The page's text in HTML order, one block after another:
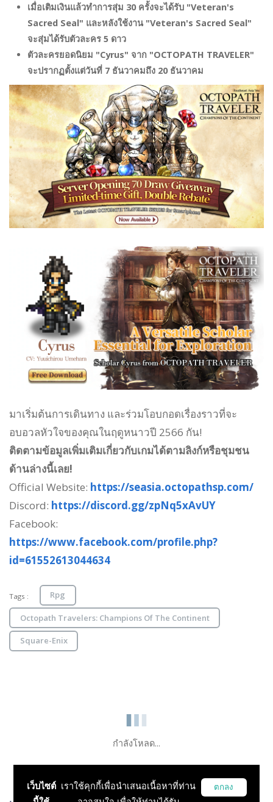
เมื่อเติมเงินแล้วทำการสุ่ม 30 ครั้งจะได้รับ "Veteran's
Sacred Seal" และหลังใช้งาน "Veteran's Sacred Seal"
จะสุ่มได้รับตัวละคร 5 ดาว
ตัวละครยอดนิยม "Cyrus" จาก "OCTOPATH TRAVELER"
จะปรากฏตั้งแต่วันที่ 7 ธันวาคมถึง 20 ธันวาคม
มาเริ่มต้นการเดินทาง และร่วมโอบกอดเรื่องราวที่จะ
อบอวลหัวใจของคุณในฤดูหนาวปี 2566 กัน!
ติดตามข้อมูลเพิ่มเติมเกี่ยวกับเกมได้ตามลิงก์หรือชุมชน
ด้านล่างนี้เลย!
Official Website: https://seasia.octopathsp.com/
Discord: https://discord.gg/zpNq5xAvUY
Facebook:
https://www.facebook.com/profile.php?
id=61552613044634
Tags : Rpg
Octopath Travelers: Champions Of The Continent
Square-Enix
กำลังโหลด...
เว็บไซต์ เราใช้คุกกี้เพื่อนำเสนอเนื้อหาที่ท่าน
ตกลง